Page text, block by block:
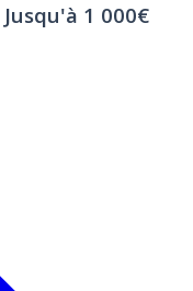
Jusqu'à 1 000€